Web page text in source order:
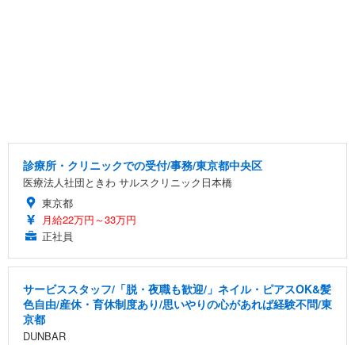
診療所・クリニックでの受付/事務/東京都中央区
医療法人社団ときわ サルスクリニック日本橋
東京都
月給22万円～33万円
正社員
サービススタッフ/「脱・夜職も歓迎/」ネイル・ピアスOK&髪
色自由/産休・育休制度あり/思いやりの心があれば経験不問/東
京都
DUNBAR